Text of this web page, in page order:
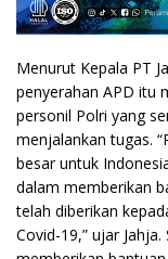
Menurut Kepala PT
penyerahan APD itu
personil Polri yang
menjalankan tugas.
besar untuk
dalam memberikan
telah diberikan
Covid-19,” ujar